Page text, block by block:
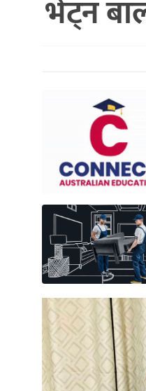
रोचकभेट्न